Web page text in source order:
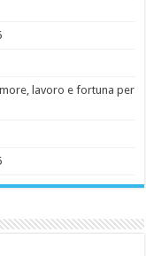
lavoro e fortuna per